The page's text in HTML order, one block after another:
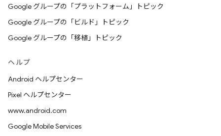
Google グループの「プラットフォーム」トピック
Google グループの「ビルド」トピック
Google グループの「移植」トピック
ヘルプ
Android ヘルプセンター
Pixel ヘルプセンター
www.android.com
Google Mobile Services